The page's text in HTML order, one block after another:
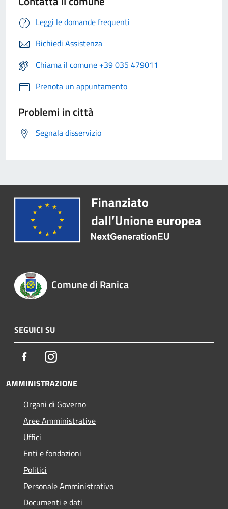
Leggi le domande frequenti
Richiedi Assistenza
Chiama il comune +39 035 479011
Prenota un appuntamento
Problemi in città
Segnala disservizio
Comune di Ranica
SEGUICI SU
FacebookInstagram
AMMINISTRAZIONE
Organi di Governo
Aree Amministrative
Uffici
Enti e fondazioni
Politici
Personale Amministrativo
Documenti e dati